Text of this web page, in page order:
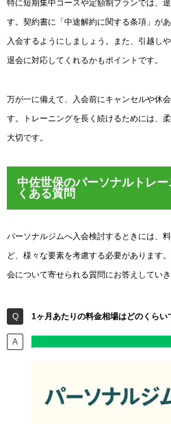
特に短期集中コースや定額制プランでは、
す。契約書に「中途解約に関する条項」が
入会するようにしましょう。また、引越し
退会に対応してくれるかもポイントです。
万が一に備えて、入会前にキャンセルや休
す。トレーニングを長く続けるためには、
大切です。
中佐世保のパーソナルトレ
くある質問
パーソナルジムへ入会検討するときには、
ど、様々な要素を考慮する必要があります
会について寄せられる質問にお答えしていき
1ヶ月あたりの料金相場はどのくらい